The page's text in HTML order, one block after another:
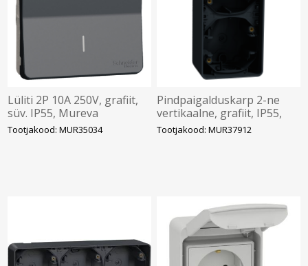
Lüliti 2P 10A 250V, grafiit,
süv. IP55, Mureva
Tootjakood: MUR35034
Pindpaigalduskarp 2-ne
vertikaalne, grafiit, IP55,
Mureva
Tootjakood: MUR37912